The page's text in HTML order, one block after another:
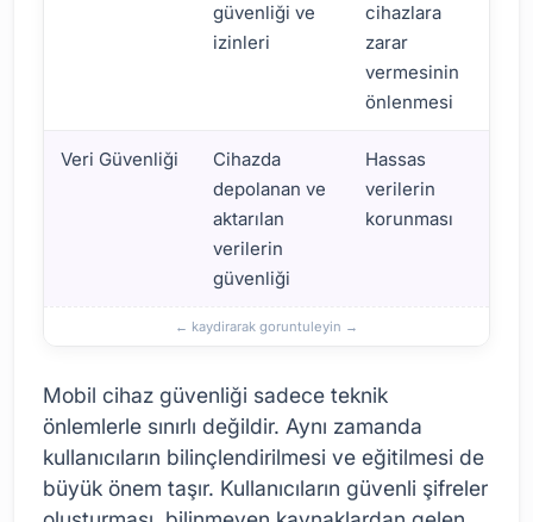
güvenliği ve
izinleri
cihazlara
zarar
vermesinin
önlenmesi
Veri Güvenliği
Cihazda
depolanan ve
aktarılan
verilerin
güvenliği
Hassas
verilerin
korunması
Mobil cihaz güvenliği sadece teknik
önlemlerle sınırlı değildir. Aynı zamanda
kullanıcıların bilinçlendirilmesi ve eğitilmesi de
büyük önem taşır. Kullanıcıların güvenli şifreler